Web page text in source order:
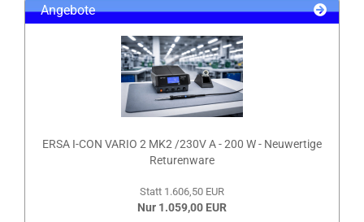
Angebote
ERSA I-CON VARIO 2 MK2 /230V A - 200 W - Neuwertige
Returenware
Statt 1.606,50 EUR
Nur 1.059,00 EUR